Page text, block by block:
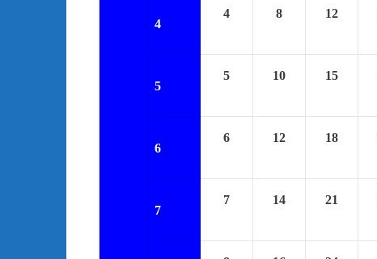
4
4 8 12
5
5 10 15
6
6 12 18
7
7 14 21